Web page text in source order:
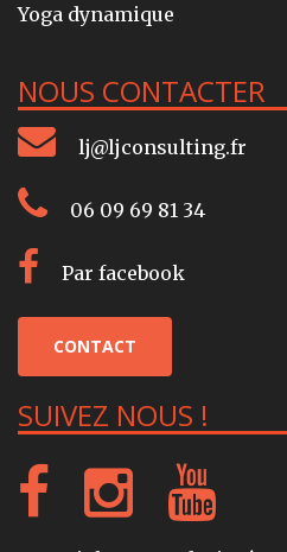
Yoga dynamique
NOUS CONTACTER
lj@ljconsulting.fr
06 09 69 81 34
Par facebook
CONTACT
SUIVEZ NOUS !